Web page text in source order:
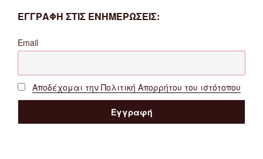
ΕΓΓΡΑΦΗ ΣΤΙΣ ΕΝΗΜΕΡΩΣΕΙΣ:
Email
Αποδέχομαι την Πολιτική Απορρήτου του ιστότοπου